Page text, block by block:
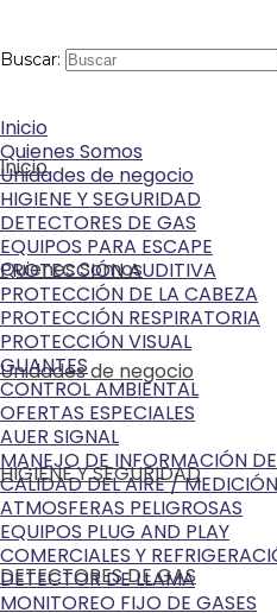
Buscar:
Inicio
Quienes Somos
Unidades de negocio
HIGIENE Y SEGURIDAD
DETECTORES DE GAS
Inicio
Quienes Somos
Unidades de negocio
HIGIENE Y SEGURIDAD
DETECTORES DE GAS
EQUIPOS PARA ESCAPE
PROTECCIÓN AUDITIVA
PROTECCIÓN DE LA CABEZA
PROTECCIÓN RESPIRATORIA
PROTECCIÓN VISUAL
GUANTES
CONTROL AMBIENTAL
OFERTAS ESPECIALES
AUER SIGNAL
MANEJO DE INFORMACIÓN
CALIDAD DEL AIRE /
ATMOSFERAS PELIGROSAS
EQUIPOS PLUG AND PLAY
COMERCIALES Y
DETECTOR DE LLAMA
MONITOREO FIJO DE GASES